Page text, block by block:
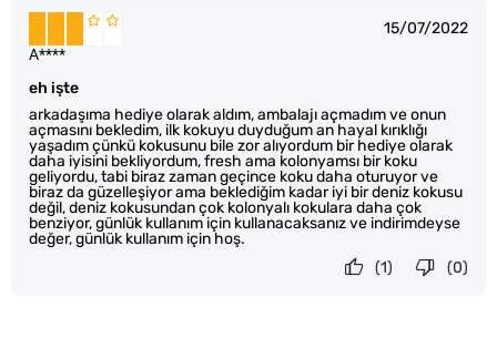
15/07/2022
eh işte
arkadaşıma hediye olarak aldım, ambalajı açmadım ve onun
açmasını bekledim, ilk kokuyu duyduğum an hayal kırıklığı
yaşadım çünkü kokusunu bile zor alıyordum bir hediye olarak
daha iyisini bekliyordum, fresh ama kolonyamsı bir koku
geliyordu, tabi biraz zaman geçince koku daha oturuyor ve
biraz da güzelleşiyor ama beklediğim kadar iyi bir deniz kokusu
değil, deniz kokusundan çok kolonyalı kokulara daha çok
benziyor, günlük kullanım için kullanacaksanız ve indirimdeyse
değer, günlük kullanım için hoş.
A****
(0)
(1)